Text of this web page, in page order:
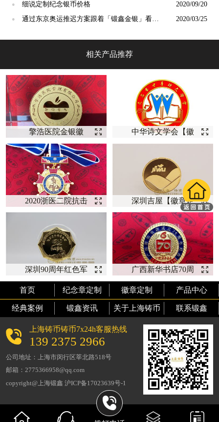
● 细说定制纪念银币价格 2020/09/20
●
通过东京奥运推迟方案跟着「锻鑫金银」看看
2020/03/25
相关产品推荐
擎浩医院金银徽
章--【徽章定制】
中华诗文学会【徽
章定制】
2020浙医二院抗击
新冠纪念【荣誉徽
章】
深圳吉屋【徽章定
制】
深圳90周年红色军
旅-【徽章定制】
广西新华书店70周
年--【徽章定制】
首页
纪念章定制 徽章定制 产品中心
经典案例 锻鑫资讯 关于上海铸币 联系锻鑫
上海铸币铸币7x24h客服热线
139 2375 2966
公司地址：上海市闵行区莘北路518号
邮箱：2775366958@qq.com
copyright@上海锻鑫 沪ICP备17023639号-1